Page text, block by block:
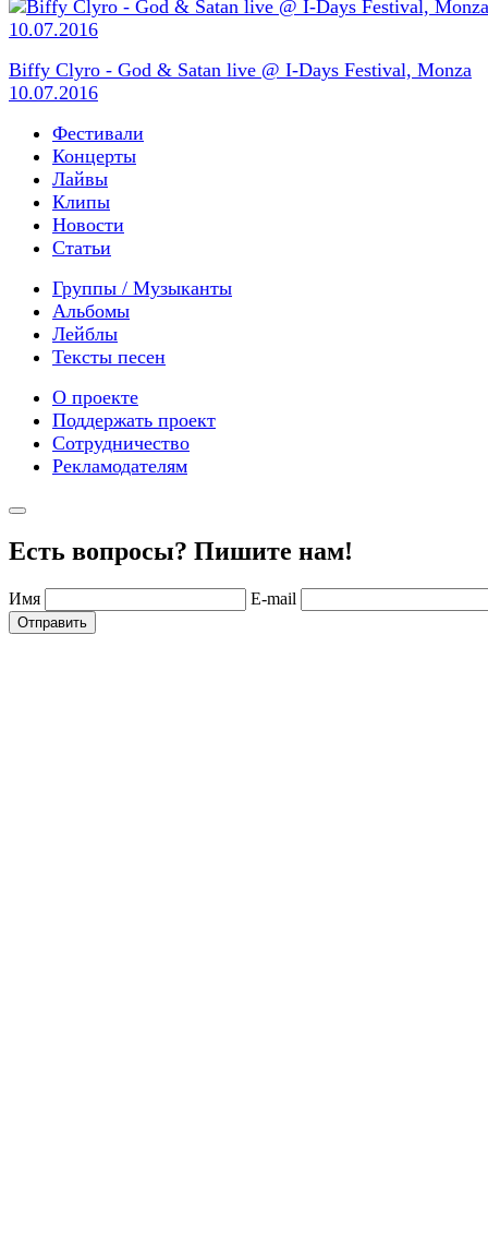
Biffy Clyro - God & Satan live @ I-Days Festival, Monza
10.07.2016
Фестивали
Концерты
Лайвы
Клипы
Новости
Статьи
Группы / Музыканты
Альбомы
Лейблы
Тексты песен
О проекте
Поддержать проект
Сотрудничество
Рекламодателям
Есть вопросы? Пишите нам!
Имя E-mail